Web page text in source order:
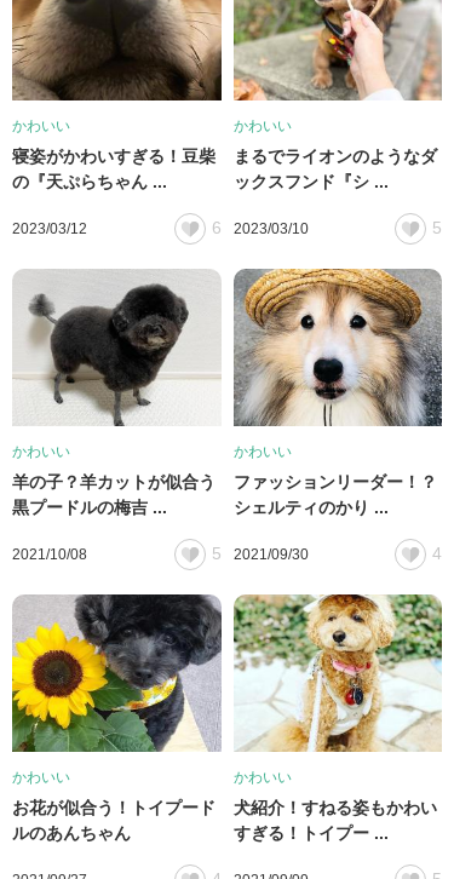
かわいい
寝姿がかわいすぎる！豆柴
の『天ぷらちゃん ...
2023/03/12 6
かわいい
まるでライオンのようなダ
ックスフンド『シ ...
2023/03/10 5
かわいい
羊の子？羊カットが似合う
黒プードルの梅吉 ...
2021/10/08 5
かわいい
ファッションリーダー！？
シェルティのかり ...
2021/09/30 4
かわいい
お花が似合う！トイプード
ルのあんちゃん
かわいい
犬紹介！すねる姿もかわい
すぎる！トイプー ...